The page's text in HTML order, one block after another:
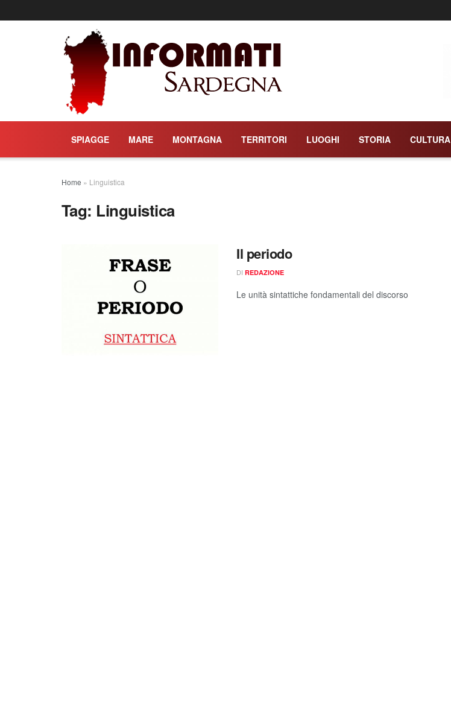
SPIAGGE MARE MONTAGNA TERRITORI LUOGHI STORIA CULTURA
Home » Linguistica
Tag: Linguistica
Il periodo
DI REDAZIONE
Le unità sintattiche fondamentali del discorso